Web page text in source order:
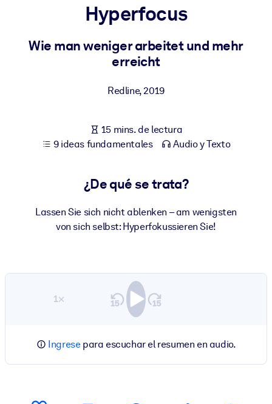
Para LMS/LXP
Integre conocimientos verificados y breves en su LMS/LXP para
Para bibliotecas corporativas
empresariales confiables y listos para usar.
estructurados para mejorar los resultados.
Hyperfocus
Wie man weniger arbeitet und mehr
erreicht
Redline,2019
15 mins. de lectura
9 ideas fundamentales
Audio y Texto
¿De qué se trata?
Lassen Sie sich nicht ablenken – am wenigsten
von sich selbst: Hyperfokussieren Sie!
1×
Ingresepara escuchar el resumen en audio.